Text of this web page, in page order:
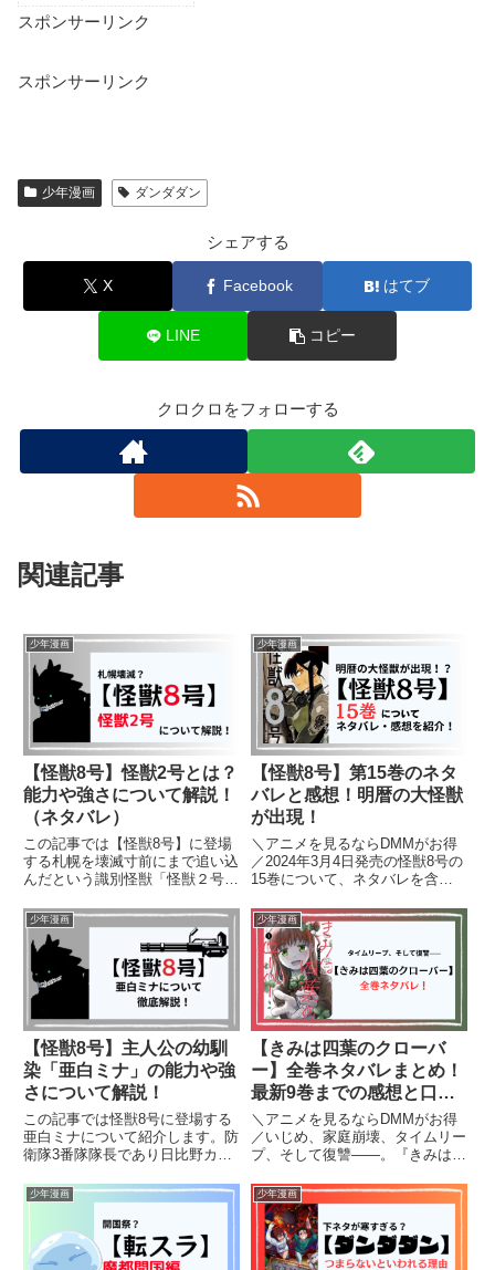
スポンサーリンク
スポンサーリンク
少年漫画 ダンダダン
シェアする
X Facebook はてブ
LINE コピー
クロクロをフォローする
関連記事
少年漫画
【怪獣8号】怪獣2号とは？
能力や強さについて解説！
（ネタバレ）
この記事では【怪獣8号】に登場
する札幌を壊滅寸前にまで追い込
んだという識別怪獣「怪獣２号」
害について詳しく解説していきま
す。
少年漫画
【怪獣8号】第15巻のネタ
バレと感想！明暦の大怪獣
が出現！
＼アニメを見るならDMMがお得
／2024年3月4日発売の怪獣8号の
15巻について、ネタバレを含み
を紹介します。【怪獣8号】を読
むのがオススメの人はこちら！・
王道ジャンプ・主人公ちょっと最
強系・主人公変身系・熱い...
少年漫画
【怪獣8号】主人公の幼馴
染「亜白ミナ」の能力や強
さについて解説！
この記事では怪獣8号に登場する
亜白ミナについて紹介します。防
衛隊3番隊隊長であり日比野カフ
ような人物か詳しく解説します。
（ネタバレ含む）
少年漫画
【きみは四葉のクローバ
ー】全巻ネタバレまとめ！
最新9巻までの感想と口コ
ミも紹介！
＼アニメを見るならDMMがお得
／いじめ、家庭崩壊、タイムリー
プ、そして復讐——。『きみは四
恋愛漫画ではありません。絶望の
中でも「約束」を信じて生きる少
年・宇一と、彼を何度でも救おう
とする少女・よつは。無邪気な
笑...
少年漫画 少年漫画